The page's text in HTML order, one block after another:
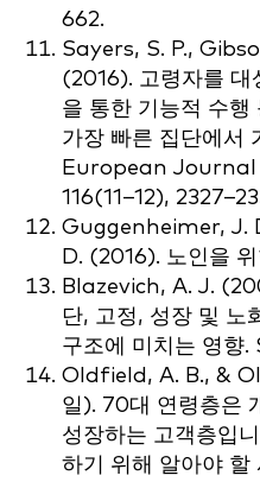
662.
Sayers, S. P.,
(2016). 고령자를 대
을 통한 기능적 수행
가장 빠른 집단에서
European
116(11–12),
Guggenheimer, J.
D. (2016). 노인을
Blazevich, A. J.
단, 고정, 성장 및 노
구조에 미치는 영
Oldfield, A. B., &
일). 70대 연령층은
성장하는 고객층입
하기 위해 알아야 할